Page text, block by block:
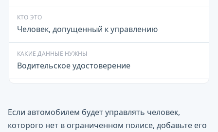
Человек, допущенный к управлению
Водительское удостоверение
Если автомобилем будет управлять человек,
которого нет в ограниченном полисе, добавьте его